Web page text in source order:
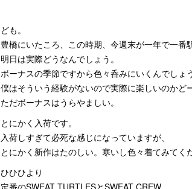
ども。
豊橋にいたころ、この時期、今週末が一年で一
明日は実際どうなんでしょう。
ボーナスの季節ですから色々呑みにいくんでしょう
僕はそういう経験がないので実際に楽しいのかど
ただボーナスはうらやましい。
とにかく入荷です。
入荷しすぎて必死な感じになっていますが、
とにかく新作はたのしい。寒いし色々着てみてく
ひひひより
定番のSWEAT TURTLESとSWEAT CREW